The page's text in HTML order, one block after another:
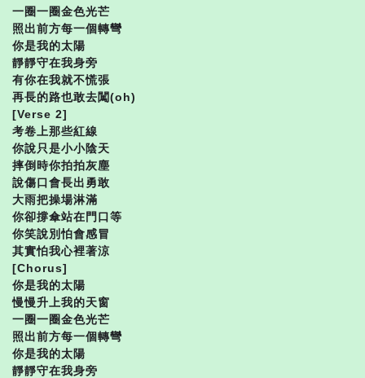
一圈一圈金色光芒
照出前方每一個轉彎
你是我的太陽
靜靜守在我身旁
有你在我就不慌張
再長的路也敢去闖(oh)
[Verse 2]
考卷上那些紅線
你說只是小小陰天
摔倒時你拍拍灰塵
說傷口會長出勇敢
大雨把操場淋滿
你卻撐傘站在門口等
你笑說別怕會感冒
其實怕我心裡著涼
[Chorus]
你是我的太陽
慢慢升上我的天窗
一圈一圈金色光芒
照出前方每一個轉彎
你是我的太陽
靜靜守在我身旁